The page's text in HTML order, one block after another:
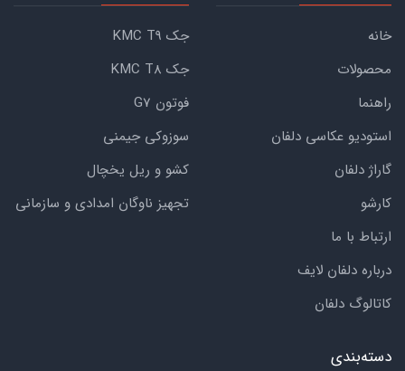
خانه
محصولات
راهنما
استودیو عکاسی دلفان
گاراژ دلفان
کارشو
ارتباط با ما
درباره دلفان لایف
کاتالوگ دلفان
جک KMC T9
جک KMC T8
فوتون G7
سوزوکی جیمنی
کشو و ریل یخچال
تجهیز ناوگان امدادی و سازمانی
دسته‌بندی